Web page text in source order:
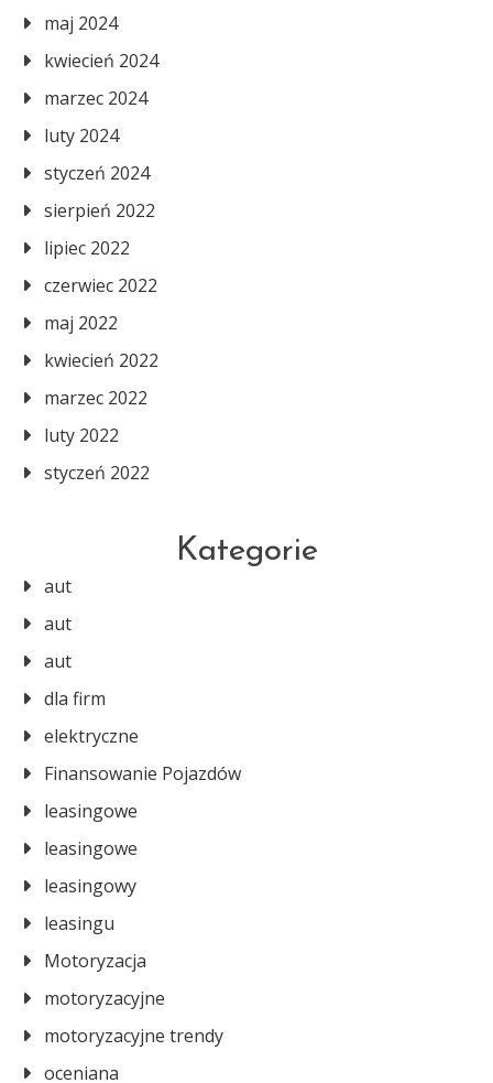
maj 2024
kwiecień 2024
marzec 2024
luty 2024
styczeń 2024
sierpień 2022
lipiec 2022
czerwiec 2022
maj 2022
kwiecień 2022
marzec 2022
luty 2022
styczeń 2022
Kategorie
aut
aut
aut
dla firm
elektryczne
Finansowanie Pojazdów
leasingowe
leasingowe
leasingowy
leasingu
Motoryzacja
motoryzacyjne
motoryzacyjne trendy
oceniana